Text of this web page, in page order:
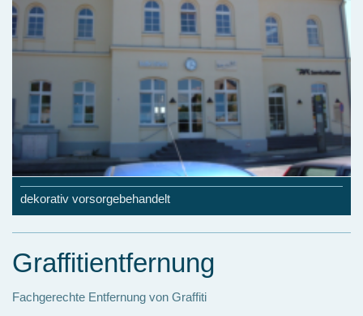
dekorativ vorsorgebehandelt
Graffitientfernung
Fachgerechte Entfernung von Graffiti